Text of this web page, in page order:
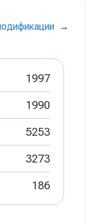
→
1997
1990
5253
3273
186